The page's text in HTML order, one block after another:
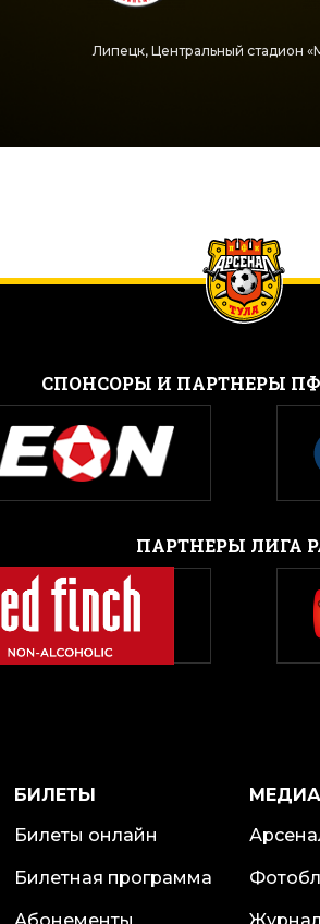
Липецк, Центральный стадион
CПОНСОРЫ И ПАРТНЕРЫ
ПАРТНЕРЫ ЛИГА
БИЛЕТЫ
Билеты онлайн
Билетная программа
МЕДИА